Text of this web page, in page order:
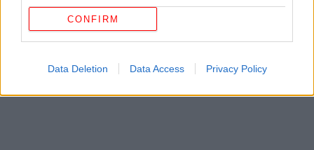
CONFIRM
Data Deletion Data Access Privacy Policy
Εκτακτη σύνοδος της ΕΕ μετά τις απειλές Τραμπ -Με το
εμπορικό μπαζούκα ετοιμάζεται να απαντήσει στους